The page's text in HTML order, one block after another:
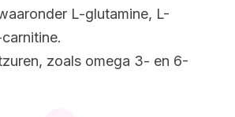
L-glutamine, L-
zoals omega 3- en 6-